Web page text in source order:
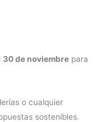
30 de noviembre para
o cualquier
sostenibles.